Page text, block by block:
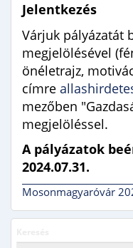
Jelentkezés
Várjuk pályázatát
megjelölésével
önéletrajz,
címre
mezőben
megjelöléssel.
A pályázatok
2024.07.31.
Mosonmagyaróvár